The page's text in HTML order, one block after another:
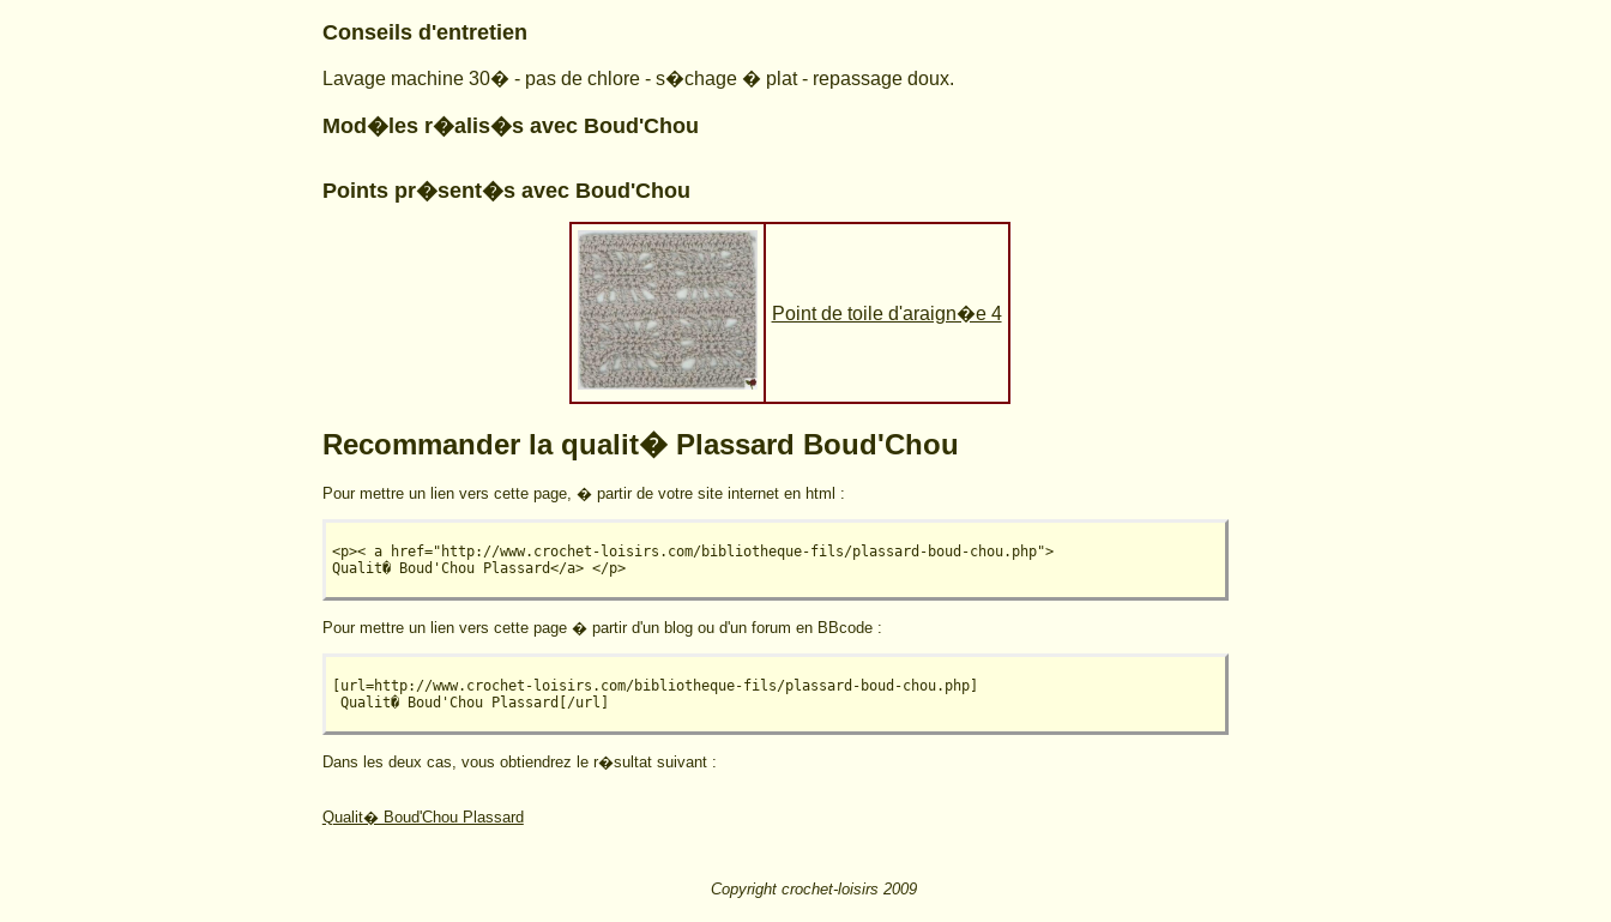
Conseils d'entretien
Lavage machine 30� - pas de chlore - s�chage � plat - repassage doux.
Mod�les r�alis�s avec Boud'Chou
Points pr�sent�s avec Boud'Chou
Point de toile d'araign�e 4
Recommander la qualit� Plassard Boud'Chou
Pour mettre un lien vers cette page, � partir de votre site internet en html :
<p>< a href="http://www.crochet-loisirs.com/bibliotheque-fils/plassard-boud-chou.php">
Qualit� Boud'Chou Plassard</a> </p>
Pour mettre un lien vers cette page � partir d'un blog ou d'un forum en BBcode :
[url=http://www.crochet-loisirs.com/bibliotheque-fils/plassard-boud-chou.php]
Qualit� Boud'Chou Plassard[/url]
Dans les deux cas, vous obtiendrez le r�sultat suivant :
Qualit� Boud'Chou Plassard
Copyright crochet-loisirs 2009